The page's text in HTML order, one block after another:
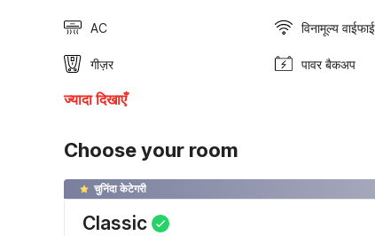
AC विनामूल्य वाईफाई
गीज़र पावर बैकअप
ज्यादा दिखाएँ
Choose your room
चुनिंदा केटेगरी
Classic